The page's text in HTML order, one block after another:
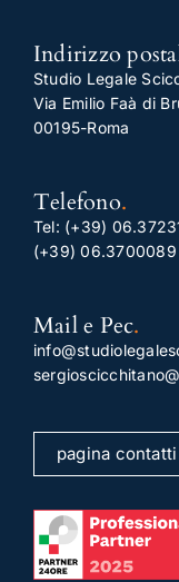
Indirizzo
Studio Legale
Via Emilio Faà di
00195-Roma
Telefono.
Tel: (+39)
(+39) 06.3700089
Mail e Pec.
pagina contatti